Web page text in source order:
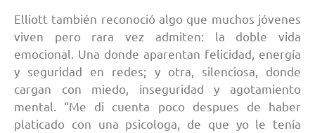
Elliott también reconoció algo que muchos jóvenes
viven pero rara vez admiten: la doble vida
emocional. Una donde aparentan felicidad, energía
y seguridad en redes; y otra, silenciosa, donde
cargan con miedo, inseguridad y agotamiento
mental. “Me di cuenta poco despues de haber
platicado con una psicologa, de que yo le tenía